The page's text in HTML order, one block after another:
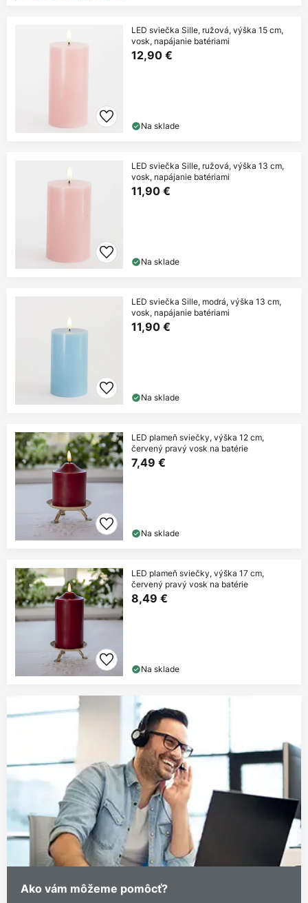
LED sviečka Sille, ružová, výška 15 cm,
vosk, napájanie batériami
12,90 €
Na sklade
LED sviečka Sille, ružová, výška 13 cm,
vosk, napájanie batériami
11,90 €
Na sklade
LED sviečka Sille, modrá, výška 13 cm,
vosk, napájanie batériami
11,90 €
Na sklade
LED plameň sviečky, výška 12 cm,
červený pravý vosk na batérie
7,49 €
Na sklade
LED plameň sviečky, výška 17 cm,
červený pravý vosk na batérie
8,49 €
Na sklade
Ako vám môžeme pomôcť?